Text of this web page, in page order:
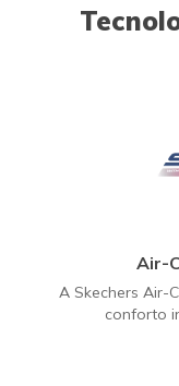
Air-
A Skechers Air-
conforto